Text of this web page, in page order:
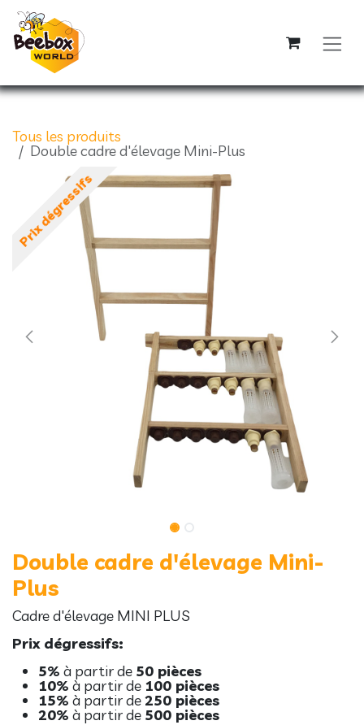
Se rendre au contenu
Tous les produits
Double cadre d'élevage Mini-Plus
Prix dégressifs
Double cadre d'élevage Mini-
Plus
Cadre d'élevage MINI PLUS
Prix dégressifs:
5% à partir de 50 pièces
10% à partir de 100 pièces
15% à partir de250 pièces
20% à partir de 500 pièces